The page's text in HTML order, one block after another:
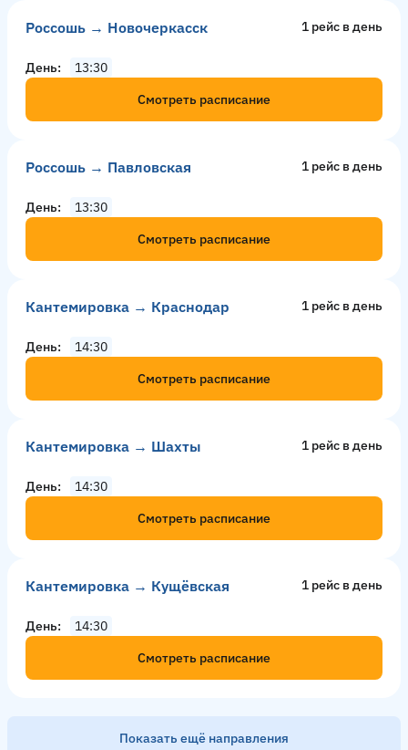
Россошь → Новочеркасск 1 рейс в день
День
13:30
Смотреть расписание
Россошь → Павловская 1 рейс в день
День
13:30
Смотреть расписание
Кантемировка → Краснодар 1 рейс в день
День
14:30
Смотреть расписание
Кантемировка → Шахты 1 рейс в день
День
14:30
Смотреть расписание
Кантемировка → Кущёвская 1 рейс в день
День
14:30
Смотреть расписание
Показать ещё направления